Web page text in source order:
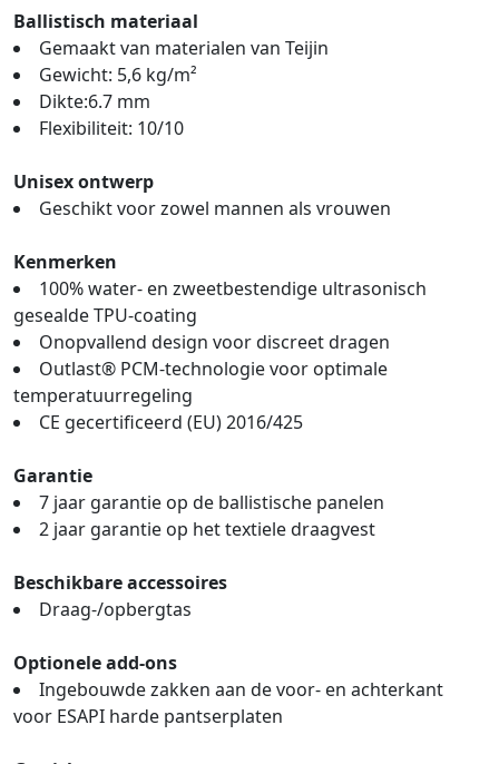
Ballistisch materiaal
Gemaakt van materialen van Teijin
Gewicht: 5,6 kg/m²
Dikte:6.7 mm
Flexibiliteit: 10/10
Unisex ontwerp
Geschikt voor zowel mannen als vrouwen
Kenmerken
100% water- en zweetbestendige ultrasonisch
gesealde TPU-coating
Onopvallend design voor discreet dragen
Outlast® PCM-technologie voor optimale
temperatuurregeling
CE gecertificeerd (EU) 2016/425
Garantie
7 jaar garantie op de ballistische panelen
2 jaar garantie op het textiele draagvest
Beschikbare accessoires
Draag-/opbergtas
Optionele add-ons
Ingebouwde zakken aan de voor- en achterkant
voor ESAPI harde pantserplaten